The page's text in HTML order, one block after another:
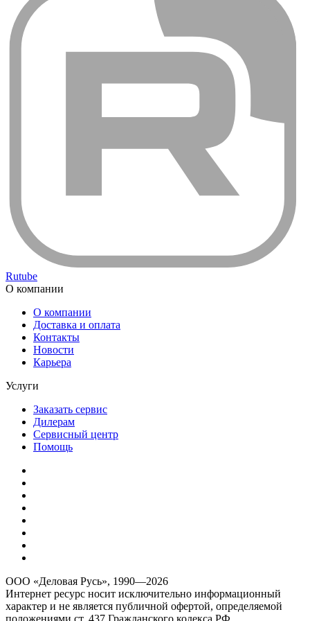
Rutube
О компании
О компании
Доставка и оплата
Контакты
Новости
Карьера
Услуги
Заказать сервис
Дилерам
Сервисный центр
Помощь
ООО «Деловая Русь», 1990—2026
Интернет ресурс носит исключительно информационный
характер и не является публичной офертой, определяемой
положениями ст. 437 Гражданского кодекса РФ.